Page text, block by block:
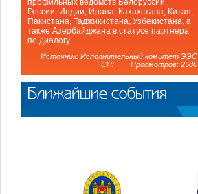
профильных ведомств Белоруссии,
России, Индии, Ирана, Кахахстана, Китая,
Пакистана, Таджикистана, Узбекистана, а
также Азербайджана в статусе партнера
по диалогу.
Источник: Исполнительный комитет ЭЭС
СНГ Просмотров: 2580
Ближайшие события